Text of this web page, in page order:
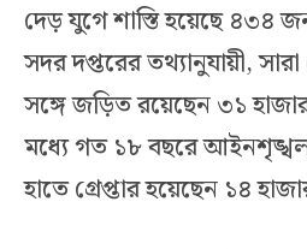
দেড় যুগে শাস্তি হয়েছে ৪৩৪
সদর দপ্তরের তথ্যানুযায়ী,
সঙ্গে জড়িত রয়েছেন ৩১
মধ্যে গত ১৮ বছরে আইনশৃঙ্খলা
হাতে গ্রেপ্তার হয়েছেন ১৪